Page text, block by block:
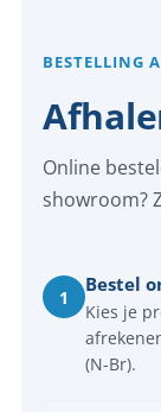
BESTELLING
Online
showroom?
1
Bestel
Kies je
(N-Br).